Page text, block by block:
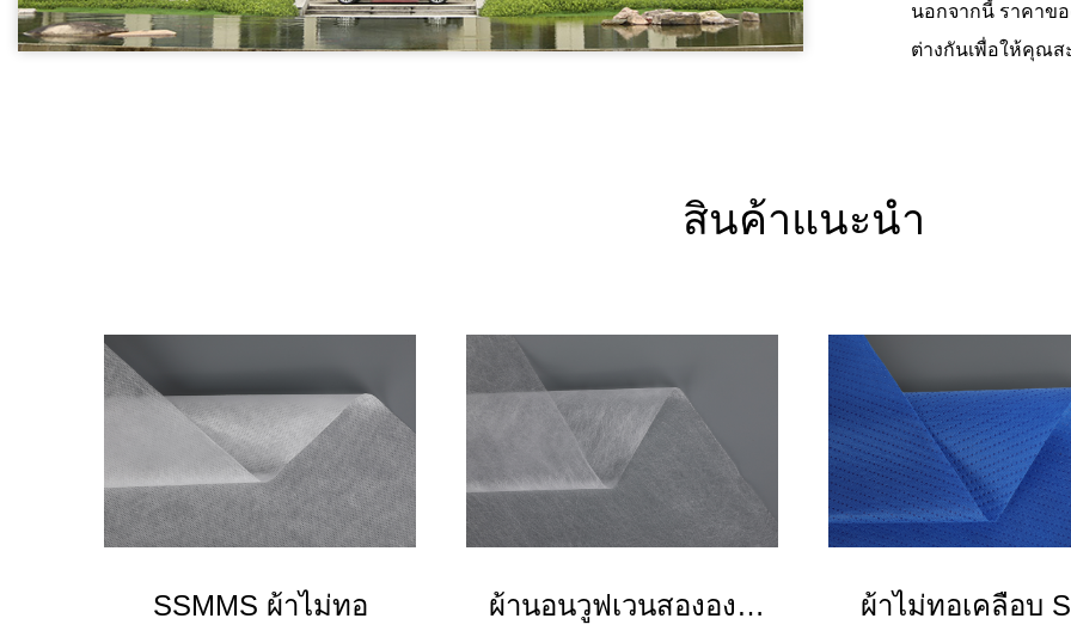
นอกจากนี้ ราคาขอ
ต่างกันเพื่อให้คุณส
สินค้าแนะนำ
SSMMS ผ้าไม่ทอ ผ้านอนวูฟเวนสององค์ ผ้าไม่ทอเคลือบ